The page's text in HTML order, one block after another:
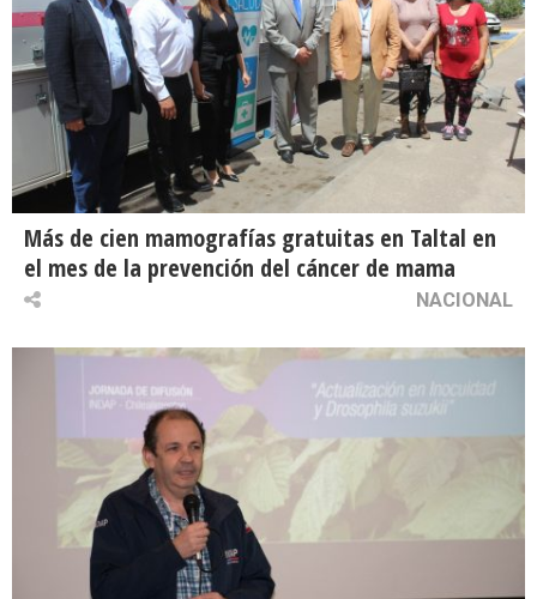
Más de cien mamografías gratuitas en Taltal en
el mes de la prevención del cáncer de mama
NACIONAL